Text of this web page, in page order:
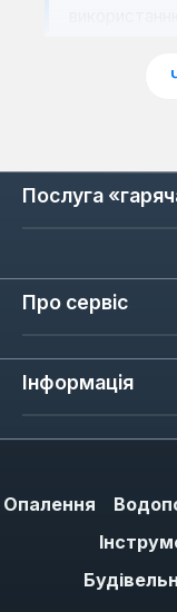
потреб
болтів.
форма
Послуга
Про сервіс
Інформація
Опалення